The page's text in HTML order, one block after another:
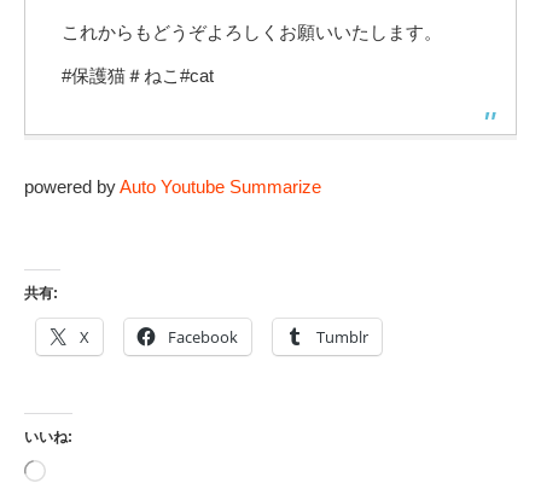
これからもどうぞよろしくお願いいたします。
#保護猫＃ねこ#cat
powered byAuto Youtube Summarize
共有:
X Facebook Tumblr
いいね:
読